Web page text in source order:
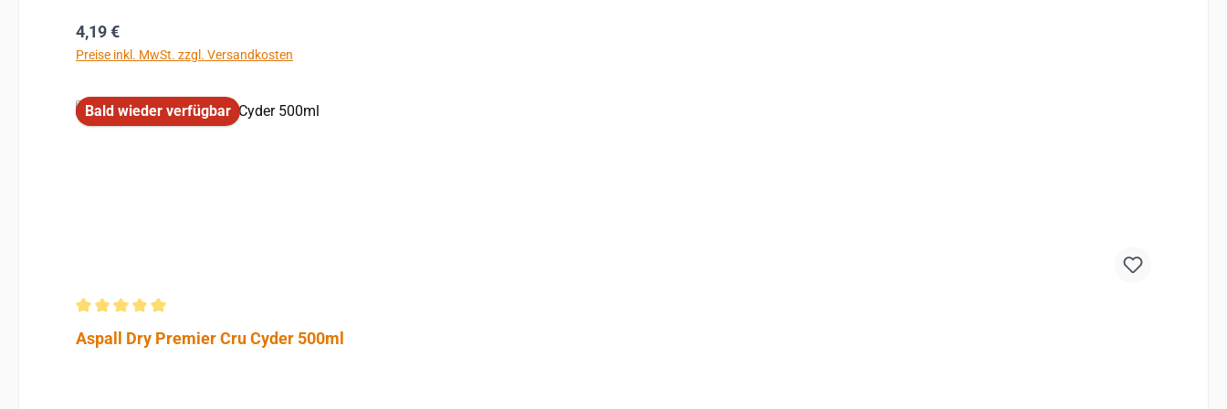
Regulärer Preis:
4,19 €
Preise inkl. MwSt. zzgl. Versandkosten
Bald wieder verfügbar
Durchschnittliche Bewertung von 5 von 5 Sternen
Aspall Dry Premier Cru Cyder 500ml